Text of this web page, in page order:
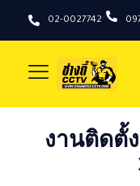
02-0027742
งานติดตั้